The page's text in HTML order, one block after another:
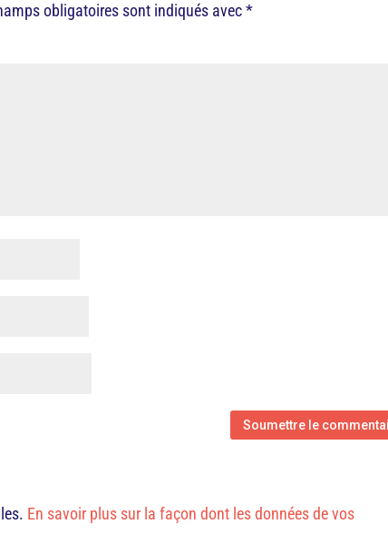
obligatoires sont indiqués avec*
En savoir plus sur la façon dont les données de vos